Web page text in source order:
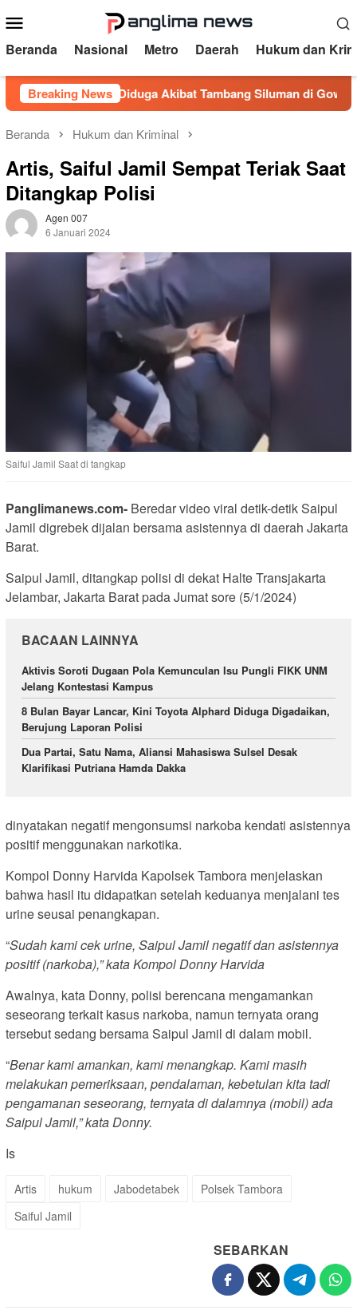
ke
kontenMobile
Beranda Nasional Metro Daerah Hukum dan
Breaking News
Diduga Akibat Tambang Siluman di Gowa, PRI
Beranda Hukum dan Kriminal
Artis, Saiful Jamil Sempat Teriak Saat
Ditangkap Polisi
Agen 007
6 Januari 2024
Saiful Jamil Saat di tangkap
Panglimanews.com- Beredar video viral detik-detik Saipul
Jamil digrebek dijalan bersama asistennya di daerah Jakarta
Barat.
Saipul Jamil, ditangkap polisi di dekat Halte Transjakarta
Jelambar, Jakarta Barat pada Jumat sore (5/1/2024)
BACAAN LAINNYA
Aktivis Soroti Dugaan Pola Kemunculan Isu Pungli FIKK UNM
Jelang Kontestasi Kampus
8 Bulan Bayar Lancar, Kini Toyota Alphard Diduga Digadaikan,
Berujung Laporan Polisi
Dua Partai, Satu Nama, Aliansi Mahasiswa Sulsel Desak
Klarifikasi Putriana Hamda Dakka
dinyatakan negatif mengonsumsi narkoba kendati asistennya
positif menggunakan narkotika.
Kompol Donny Harvida Kapolsek Tambora menjelaskan
bahwa hasil itu didapatkan setelah keduanya menjalani tes
urine seusai penangkapan.
“Sudah kami cek urine, Saipul Jamil negatif dan asistennya
positif (narkoba),” kata Kompol Donny Harvida
Awalnya, kata Donny, polisi berencana mengamankan
seseorang terkait kasus narkoba, namun ternyata orang
tersebut sedang bersama Saipul Jamil di dalam mobil.
“Benar kami amankan, kami menangkap. Kami masih
melakukan pemeriksaan, pendalaman, kebetulan kita tadi
pengamanan seseorang, ternyata di dalamnya (mobil) ada
Saipul Jamil,” kata Donny.
Is
Artis hukum Jabodetabek
Polsek Tambora
Saiful Jamil
SEBARKAN